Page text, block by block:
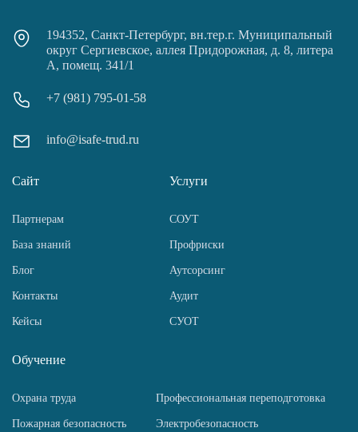
194352, Санкт-Петербург, вн.тер.г. Муниципальный
округ Сергиевское, аллея Придорожная, д. 8, литера
А, помещ. 341/1
+7 (981) 795-01-58
info@isafe-trud.ru
Сайт
Партнерам
База знаний
Блог
Контакты
Кейсы
Услуги
СОУТ
Профриски
Аутсорсинг
Аудит
СУОТ
Обучение
Охрана труда Профессиональная переподготовка
Пожарная безопасность Электробезопасность